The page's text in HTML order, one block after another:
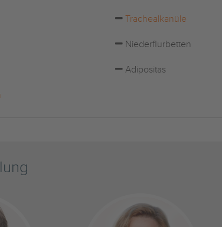
Trachealkanüle
Niederflurbetten
Adipositas